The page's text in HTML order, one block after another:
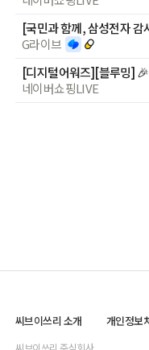
[국민과 함께, 삼성전자
G라이브
네이버쇼핑LIVE
씨브이쓰리 소개 개인정보
씨브이쓰리 주식회사